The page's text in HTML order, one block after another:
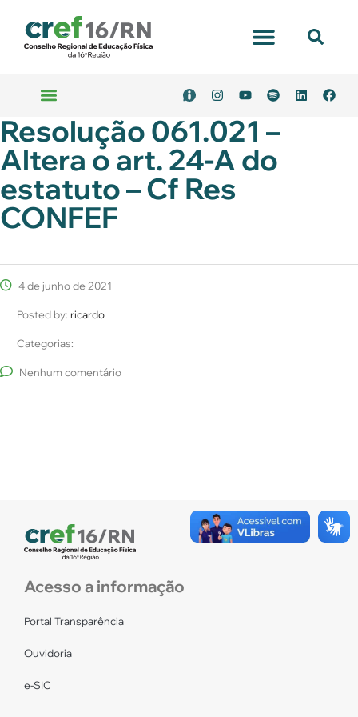
Resolução 061.021 –
Altera o art. 24-A do
estatuto – Cf Res
CONFEF
4 de junho de 2021
Posted by: ricardo
Categorias:
Nenhum comentário
Acesso a informação
Portal Transparência
Ouvidoria
e-SIC